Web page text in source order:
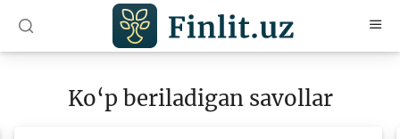
Maqolalar
Ko‘p beriladigan savollar